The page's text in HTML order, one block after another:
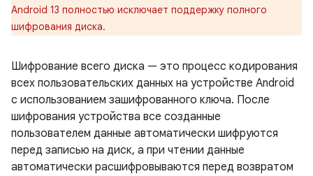
Android 13 полностью исключает поддержку полного
шифрования диска.
Шифрование всего диска — это процесс кодирования
всех пользовательских данных на устройстве Android
с использованием зашифрованного ключа. После
шифрования устройства все созданные
пользователем данные автоматически шифруются
перед записью на диск, а при чтении данные
автоматически расшифровываются перед возвратом